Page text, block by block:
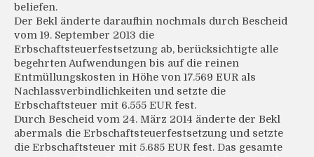
beliefen.
Der Bekl änderte daraufhin nochmals durch Bescheid
vom 19. September 2013 die
Erbschaftsteuerfestsetzung ab, berücksichtigte alle
begehrten Aufwendungen bis auf die reinen
Entmüllungskosten in Höhe von 17.569 EUR als
Nachlassverbindlichkeiten und setzte die
Erbschaftsteuer mit 6.555 EUR fest.
Durch Bescheid vom 24. März 2014 änderte der Bekl
abermals die Erbschaftsteuerfestsetzung und setzte
die Erbschaftsteuer mit 5.685 EUR fest. Das gesamte